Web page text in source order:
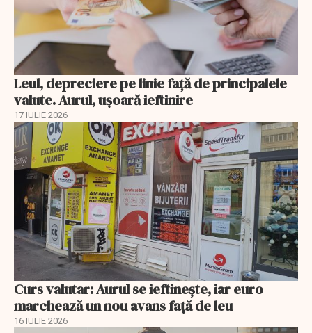
Leul, depreciere pe linie faţă de principalele
valute. Aurul, uşoară ieftinire
17 IULIE 2026
Curs valutar: Aurul se ieftinește, iar euro
marchează un nou avans faţă de leu
16 IULIE 2026